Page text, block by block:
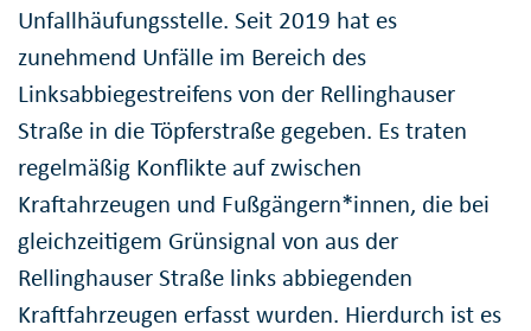
Unfallhäufungsstelle. Seit 2019 hat es
zunehmend Unfälle im Bereich des
Linksabbiegestreifens von der Rellinghauser
Straße in die Töpferstraße gegeben. Es traten
regelmäßig Konflikte auf zwischen
Kraftahrzeugen und Fußgängern*innen, die bei
gleichzeitigem Grünsignal von aus der
Rellinghauser Straße links abbiegenden
Kraftfahrzeugen erfasst wurden. Hierdurch ist es